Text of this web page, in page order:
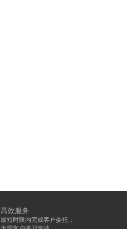
高效服务
最短时限内完成客户委托，